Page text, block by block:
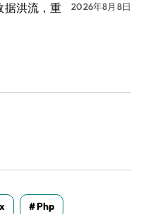
据洪流，重
2026年8月8日
Php